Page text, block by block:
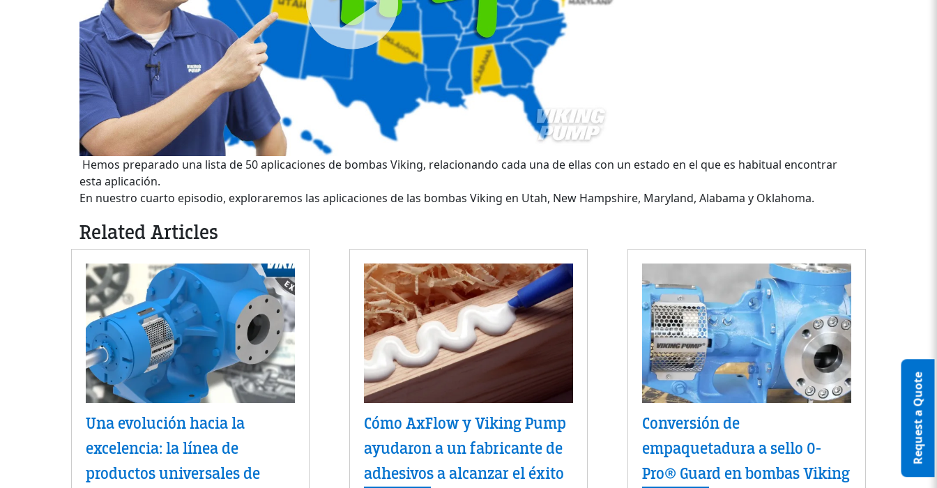
Request a Quote
Hemos preparado una lista de 50 aplicaciones de bombas Viking, relacionando cada una de ellas con un estado en el que es habitual encontrar
esta aplicación.
En nuestro cuarto episodio, exploraremos las aplicaciones de las bombas Viking en Utah, New Hampshire, Maryland, Alabama y Oklahoma.
Related Articles
Una evolución hacia la
excelencia: la línea de
productos universales de
Cómo AxFlow y Viking Pump
ayudaron a un fabricante de
adhesivos a alcanzar el éxito
Conversión de
empaquetadura a sello O-
Pro® Guard en bombas Viking